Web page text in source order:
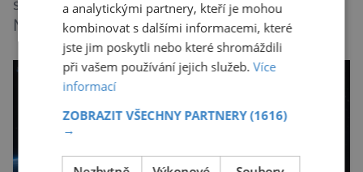
soustavy, je dokonce teplejší než k Slunci bližší
Merkur. Na jejím povrchu panují teploty kolem
464 °C, atmosféra je více než devadesátkrát
hustší než na Zemi a aby toho nebylo málo, z
oblaků se snáší kapky kyseliny sírové. Zkrátka,
není to prostředí, ve kterém by příčetný člověk
chtěl strávit […]
a analytickými partnery, kteří je mohou
kombinovat s dalšími informacemi, které
jste jim poskytli nebo které shromáždili
při vašem používání jejich služeb.Více
informací
ZOBRAZIT VŠECHNY PARTNERY(1616)
→